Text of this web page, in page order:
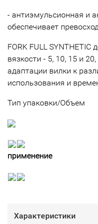
- антиэмульсионная и
обеспечивает
FORK FULL
вязкости - 5, 10, 15 и
адаптации вилки к
использования и
Тип упаковки/Объем
применение
Характеристики